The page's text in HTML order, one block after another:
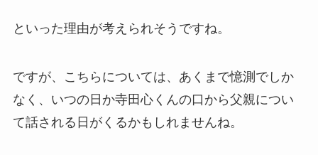
といった理由が考えられそうですね。
ですが、こちらについては、あくまで憶測でしか
なく、いつの日か寺田心くんの口から父親につい
て話される日がくるかもしれませんね。